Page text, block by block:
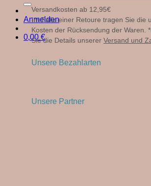
Anmelden
0,00 €
Versandkosten ab 12,95€
Im Falle einer Retoure tragen Sie die
Kosten der Rücksendung der Waren.
Sie die Details unserer Versand und
Unsere Bezahlarten
Unsere Partner